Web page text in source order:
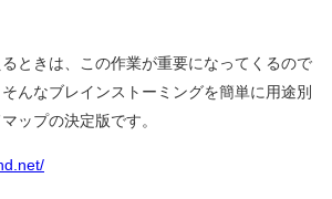
ときは、この作業が重要になってくるので
んなブレインストーミングを簡単に用途別
ップの決定版です。